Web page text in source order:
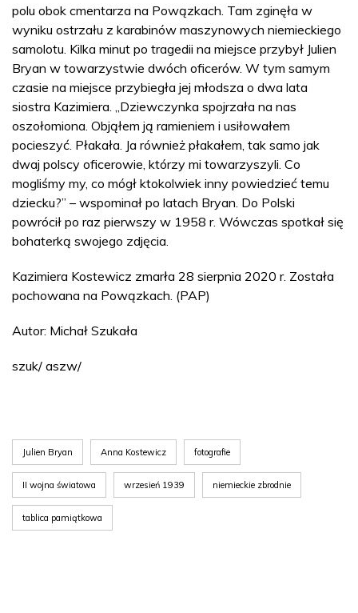
polu obok cmentarza na Powązkach. Tam zginęła w
wyniku ostrzału z karabinów maszynowych niemieckiego
samolotu. Kilka minut po tragedii na miejsce przybył Julien
Bryan w towarzystwie dwóch oficerów. W tym samym
czasie na miejsce przybiegła jej młodsza o dwa lata
siostra Kazimiera. „Dziewczynka spojrzała na nas
oszołomiona. Objąłem ją ramieniem i usiłowałem
pocieszyć. Płakała. Ja również płakałem, tak samo jak
dwaj polscy oficerowie, którzy mi towarzyszyli. Co
mogliśmy my, co mógł ktokolwiek inny powiedzieć temu
dziecku?” – wspominał po latach Bryan. Do Polski
powrócił po raz pierwszy w 1958 r. Wówczas spotkał się
bohaterką swojego zdjęcia.
Kazimiera Kostewicz zmarła 28 sierpnia 2020 r. Została
pochowana na Powązkach. (PAP)
Autor: Michał Szukała
szuk/ aszw/
Julien Bryan Anna Kostewicz fotografie
II wojna światowa wrzesień 1939 niemieckie zbrodnie
tablica pamiątkowa